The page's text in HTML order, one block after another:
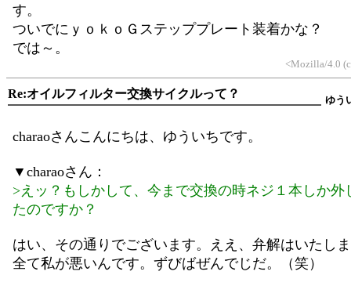
す。
ついでにｙｏｋｏＧステッププレート装着かな？
では～。
<Mozilla/4.0
Re:オイルフィルター交換サイクルって？ ゆう
charaoさんこんにちは、ゆういちです。
▼charaoさん：
>えッ？もしかして、今まで交換の時ネジ１本しか外
たのですか？
はい、その通りでございます。ええ、弁解はいたし
全て私が悪いんです。ずびばぜんでじだ。（笑）